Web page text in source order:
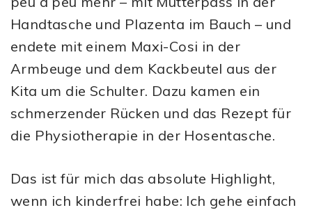
Handtasche und Plazenta im Bauch – und
endete mit einem Maxi-Cosi in der
Armbeuge und dem Kackbeutel aus der
Kita um die Schulter. Dazu kamen ein
schmerzender Rücken und das Rezept für
die Physiotherapie in der Hosentasche.
Das ist für mich das absolute Highlight,
wenn ich kinderfrei habe: Ich gehe einfach